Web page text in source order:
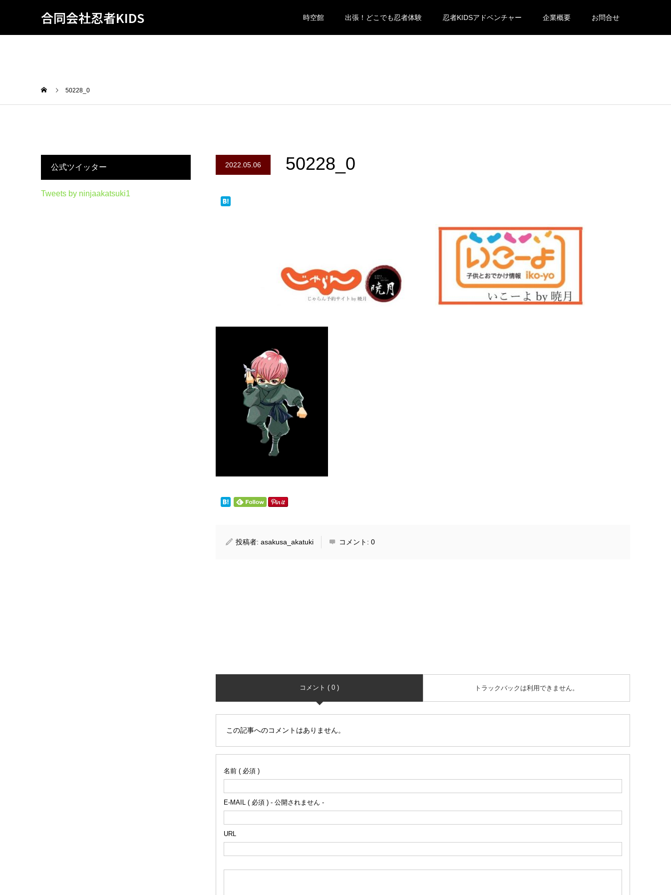
合同会社忍者KIDS 時空館 出張！どこでも忍者体験 忍者KIDSアドベンチャー 企業概要 お問合せ
50228_0
2022.05.06 50228_0
投稿者:asakusa_akatuki コメント:0
コメント ( 0 ) トラックバックは利用できません。
この記事へのコメントはありません。
名前 ( 必須 )
E-MAIL ( 必須 ) - 公開されません -
URL
公式ツイッター
Tweets by ninjaakatsuki1